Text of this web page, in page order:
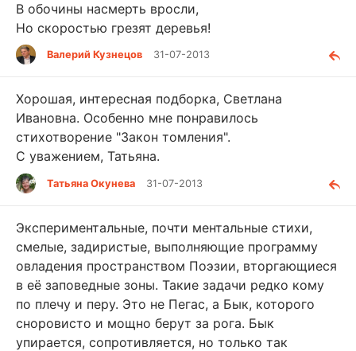
В обочины насмерть вросли,
Но скоростью грезят деревья!
Валерий Кузнецов 31-07-2013
Хорошая, интересная подборка, Светлана
Ивановна. Особенно мне понравилось
стихотворение "Закон томления".
С уважением, Татьяна.
Татьяна Окунева 31-07-2013
Экспериментальные, почти ментальные стихи,
смелые, задиристые, выполняющие программу
овладения пространством Поэзии, вторгающиеся
в её заповедные зоны. Такие задачи редко кому
по плечу и перу. Это не Пегас, а Бык, которого
сноровисто и мощно берут за рога. Бык
упирается, сопротивляется, но только так